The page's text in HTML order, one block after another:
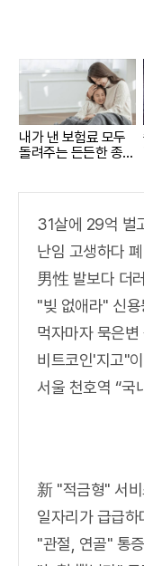
내가 낸 보험료 모두
돌려주는 든든한 종신
난임 고생하다
"빚 없애라" 신
먹자마자 묵은
비트코인'지고"
서울 천호역 “국